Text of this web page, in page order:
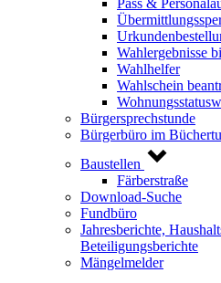
Pass &
Wahlergebnisse
Wahlhelfer
Wahlschein
Bürgersprechstunde
Bürgerbüro im
Baustellen
Färberstraße
Download-Suche
Fundbüro
Jahresberichte,
Beteiligungsberichte
Mängelmelder